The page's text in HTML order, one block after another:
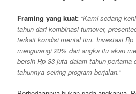
Framing yang kuat: “Kami sedang
tahun dari kombinasi turnover,
terkait kondisi mental tim. Investasi Rp
mengurangi 20% dari angka itu akan
bersih Rp 33 juta dalam tahun pertama
tahunnya seiring program berjalan.”